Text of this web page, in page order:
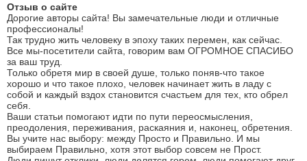
Отзыв о сайте
Дорогие авторы сайта! Вы замечательные люди и отличные
профессионалы!
Так трудно жить человеку в эпоху таких перемен, как сейчас.
Все мы-посетители сайта, говорим вам ОГРОМНОЕ СПАСИБО
за ваш труд.
Только обретя мир в своей душе, только поняв-что такое
хорошо и что такое плохо, человек начинает жить в ладу с
собой и каждый вздох становится счастьем для тех, кто обрел
себя.
Ваши статьи помогают идти по пути переосмысления,
преодоления, переживания, раскаяния и, наконец, обретения.
Вы учите нас выбору: между Просто и Правильно. И мы
выбираем Правильно, хотя этот выбор совсем не Прост.